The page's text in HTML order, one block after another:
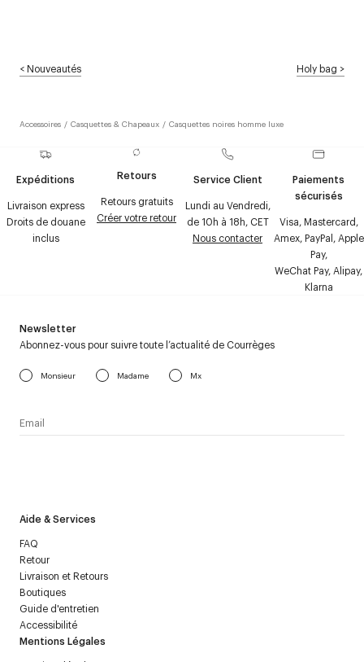
<Nouveautés Holy bag >
Accessoires / Casquettes & Chapeaux / Casquettes noires homme luxe
Expéditions
Livraison express
Droits de douane
inclus
Retours
Retours gratuits
Créer votre retour
Service Client
Lundi au Vendredi,
de 10h à 18h, CET
Nous contacter
Paiements
sécurisés
Visa, Mastercard,
Amex, PayPal, Apple
Pay,
WeChat Pay, Alipay,
Klarna
Aide & Services
FAQ
Retour
Livraison et Retours
Boutiques
Guide d'entretien
Accessibilité
Mentions Légales
Newsletter
Abonnez-vous pour suivre toute l’actualité de Courrèges
Monsieur Madame Mx